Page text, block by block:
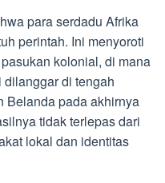
para serdadu Afrika
perintah. Ini menyoroti
kolonial, di mana
di tengah
Belanda pada akhirnya
tidak terlepas dari
lokal dan identitas